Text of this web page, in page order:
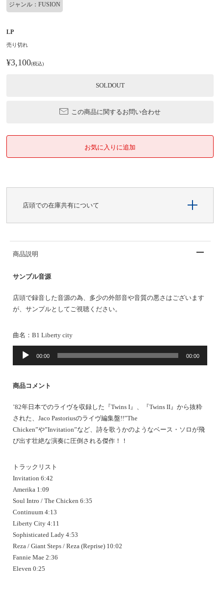
ジャンル：FUSION
LP
売り切れ
¥3,100(税込)
SOLDOUT
この商品に関するお問い合わせ
店頭での在庫共有について
商品説明
サンプル音源
店頭で録音した音源の為、多少の外部音や音質の悪さはございます
が、サンプルとしてご視聴ください。
曲名：B1 Liberty city
音
ー
00:00 00:00
商品コメント
’82年日本でのライヴを収録した『Twins I』、『Twins II』から抜粋
された、Jaco Pastoriusのライヴ編集盤!!”The
Chicken”や”Invitation”など、詩を歌うかのようなベース・ソロが飛
び出す壮絶な演奏に圧倒される傑作！！
トラックリスト
Invitation 6:42
Amerika 1:09
Soul Intro / The Chicken 6:35
Continuum 4:13
Liberty City 4:11
Sophisticated Lady 4:53
Reza / Giant Steps / Reza (Reprise) 10:02
Fannie Mae 2:36
Eleven 0:25